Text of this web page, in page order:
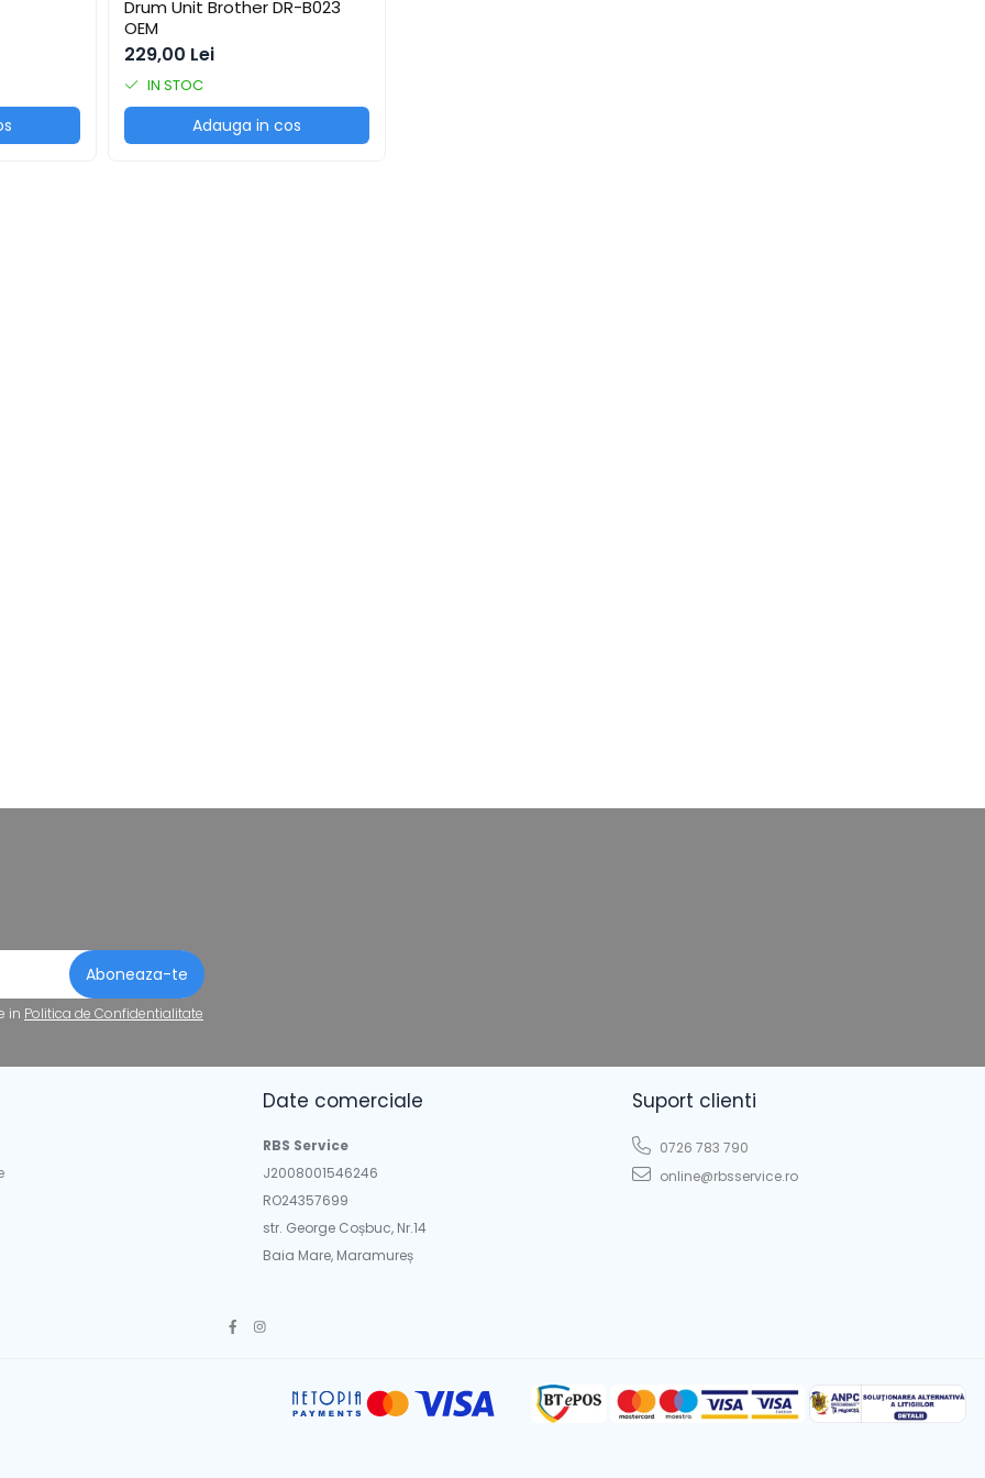
Drum Unit Brother DR-B023
OEM
229,00 Lei
IN STOC
Adauga in cos
in Politica de Confidentialitate
Date comerciale
RBS Service
J2008001546246
RO24357699
str. George Coșbuc, Nr.14
Baia Mare, Maramureș
Suport clienti
0726 783 790
online@rbsservice.ro